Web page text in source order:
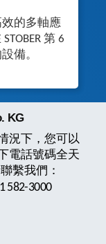
的多軸應
第 6
備。
KG
況下，您可以
電話號碼全天
繫我們：
582-3000